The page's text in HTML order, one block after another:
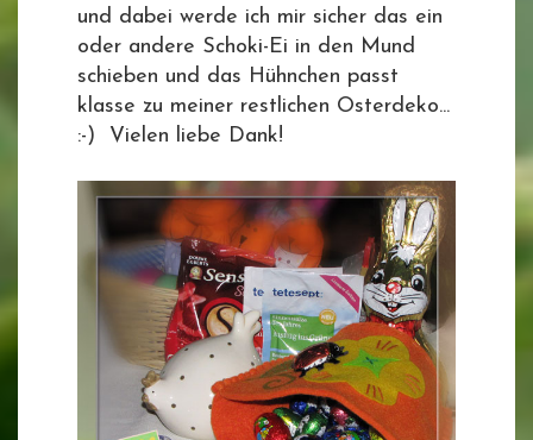
und dabei werde ich mir sicher das ein
oder andere Schoki-Ei in den Mund
schieben und das Hühnchen passt
klasse zu meiner restlichen Osterdeko...
:-) Vielen liebe Dank!